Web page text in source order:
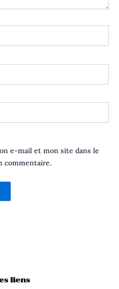
e-mail et mon site dans le
commentaire.
liens